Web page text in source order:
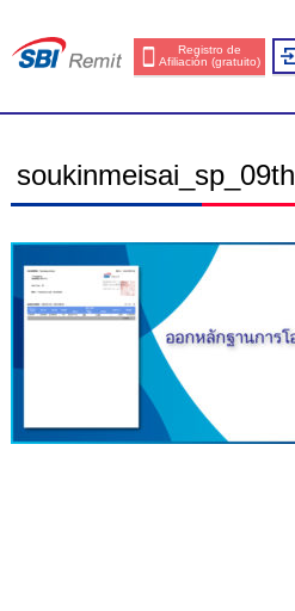
Registro de
Afiliación (gratuito)
soukinmeisai_sp_09th